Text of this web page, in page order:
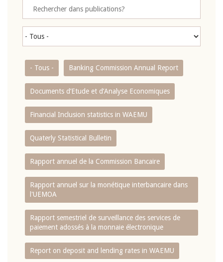
- Tous - Banking Commission Annual Report
Documents d’Etude et d’Analyse Economiques
Financial Inclusion statistics in WAEMU
Quaterly Statistical Bulletin
Rapport annuel de la Commission Bancaire
Rapport annuel sur la monétique interbancaire dans
l'UEMOA
Rapport semestriel de surveillance des services de
paiement adossés à la monnaie électronique
Report on deposit and lending rates in WAEMU